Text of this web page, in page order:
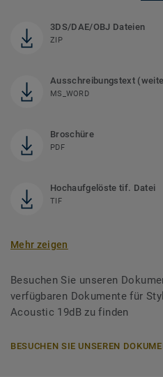
3DS/DAE/OBJ Dateien
ZIP
Ausschreibungstext
MS_WORD
Broschüre
PDF
Hochaufgelöste tif. Datei
TIF
Mehr zeigen
Besuchen Sie unseren
verfügbaren Dokumente für
Acoustic 19dB zu finden
BESUCHEN SIE UNSEREN